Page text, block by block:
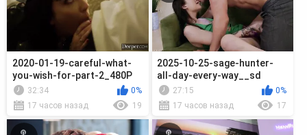
2020-01-19-careful-what-
you-wish-for-part-2_480P
32:34
0%
17 часов назад
19
2025-10-25-sage-hunter-
all-day-every-way__sd
27:15
0%
17 часов назад
17